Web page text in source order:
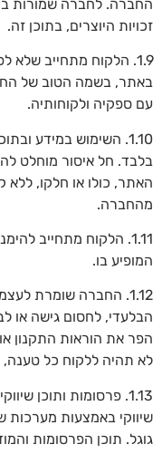
החברה. לחברה שמורות
זכויות היוצרים, בתוכן זה.
1.9. הלקוח מתחייב שלא
באתר, בשמה הטוב של
עם ספקיה ולקוחותיה.
1.10. השימוש במידע
בלבד. חל איסור מוחלט
האתר, כולו או חלקו,
מהחברה.
1.11. הלקוח מתחייב
המופיע בו.
1.12. החברה שומרת
הבלעדי, לחסום גישה או
הפר את הוראות התקנון
לא תהיה ללקוח כל
1.13. פרסומות ותוכן
שיווקי באמצעות מערכות
גוגל. תוכן הפרסומות